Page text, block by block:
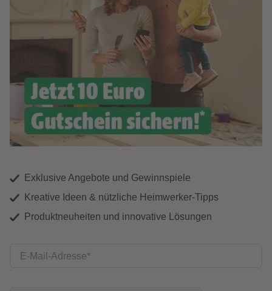
Exklusive Angebote und Gewinnspiele
Kreative Ideen & nützliche Heimwerker-Tipps
Produktneuheiten und innovative Lösungen
E-Mail-Adresse